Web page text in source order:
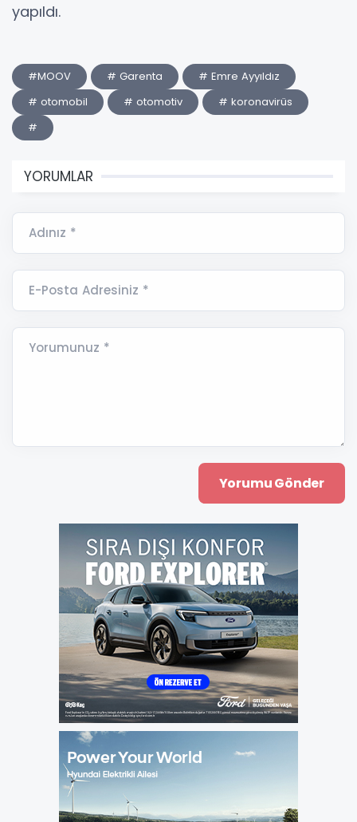
yapıldı.
#MOOV # Garenta
# Emre Ayyıldız
# otomobil
# otomotiv
# koronavirüs
#
YORUMLAR
Adınız *
E-Posta Adresiniz *
Yorumunuz *